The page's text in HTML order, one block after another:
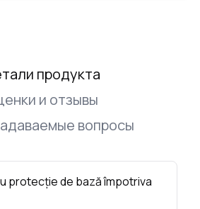
продукта
и отзывы
вопросы
protecție de bază împotriva